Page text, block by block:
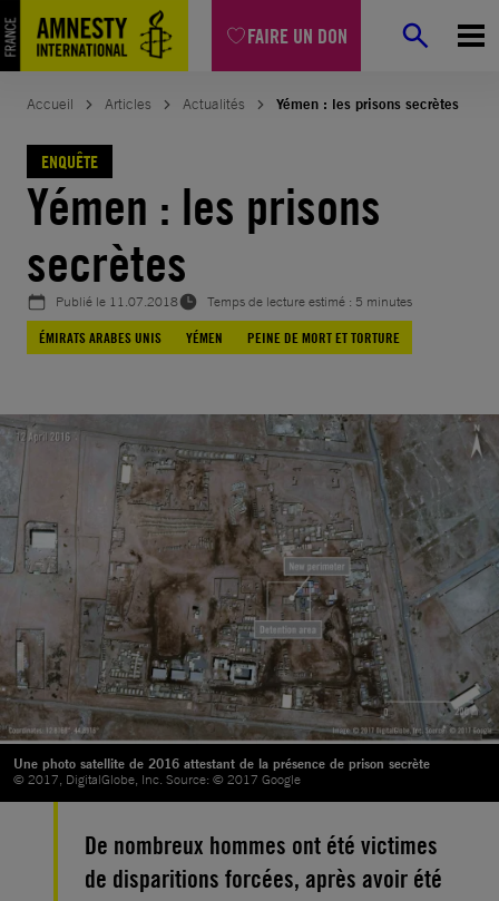
FAIRE UN DON
Aller
au
contenu
Accueil Articles Actualités Yémen : les prisons secrètes
ENQUÊTE
Yémen : les prisons
secrètes
Publié le 11.07.2018
Temps de lecture estimé : 5 minutes
ÉMIRATS ARABES UNIS
YÉMEN PEINE DE MORT ET TORTURE
Une photo satellite de 2016 attestant de la présence de prison secrète
© 2017, DigitalGlobe, Inc. Source: © 2017 Google
De nombreux hommes ont été victimes
de disparitions forcées, après avoir été